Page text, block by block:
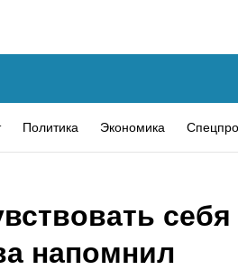
Политика Экономика
себя
напомнил